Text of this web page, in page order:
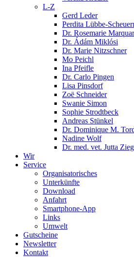
L-Z
Gerd Leder
Perdita Lübbe-
Dr. Rosemarie
Dr. Ádám Miklósi
Dr. Marie Nitzschner
Mo Peichl
Ina Pfeifle
Dr. Carlo Pingen
Lisa Pinsdorf
Zoë Schneider
Swanie Simon
Sophie Strodtbeck
Andreas Stünkel
Dr. Dominique M.
Nadine Wolf
Dr. med. vet. Jutta
Wir
Service
Organisatorisches
Unterkünfte
Download
Anfahrt
Smartphone-App
Links
Umwelt
Gutscheine
Newsletter
Kontakt